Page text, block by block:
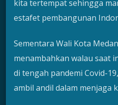
kita tertempat sehingga
estafet pembangunan
Sementara Wali Kota
menambahkan walau saat
di tengah pandemi Covid-
ambil andil dalam menjaga